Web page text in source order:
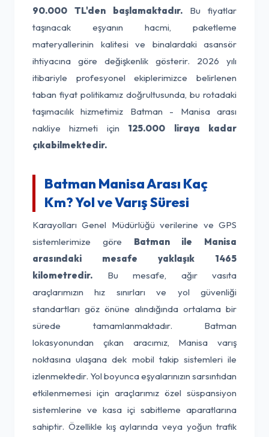
90.000 TL'den başlamaktadır. Bu fiyatlar
taşınacak eşyanın hacmi, paketleme
materyallerinin kalitesi ve binalardaki asansör
ihtiyacına göre değişkenlik gösterir. 2026 yılı
itibariyle profesyonel ekiplerimizce belirlenen
taban fiyat politikamız doğrultusunda, bu rotadaki
taşımacılık hizmetimiz Batman - Manisa arası
nakliye hizmeti için 125.000 liraya kadar
çıkabilmektedir.
Batman Manisa Arası Kaç
Km? Yol ve Varış Süresi
Karayolları Genel Müdürlüğü verilerine ve GPS
sistemlerimize göre Batman ile Manisa
arasındaki mesafe yaklaşık 1465
kilometredir. Bu mesafe, ağır vasıta
araçlarımızın hız sınırları ve yol güvenliği
standartları göz önüne alındığında ortalama bir
sürede tamamlanmaktadır. Batman
lokasyonundan çıkan aracımız, Manisa varış
noktasına ulaşana dek mobil takip sistemleri ile
izlenmektedir. Yol boyunca eşyalarınızın sarsıntıdan
etkilenmemesi için araçlarımız özel süspansiyon
sistemlerine ve kasa içi sabitleme aparatlarına
sahiptir. Özellikle kış aylarında veya yoğun trafik